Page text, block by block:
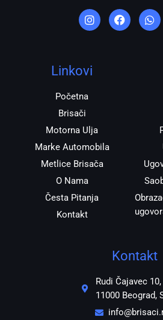
n
s
t
r
a
a
c
e
h
a
t
Linkovi
Početna
Brisači
Motorna Ulja
Marke Automobila
Metlice Brisača
O Nama
Česta Pitanja
Kontakt
Kontakt
Rudi Čajavec 10,
11000 Beograd,